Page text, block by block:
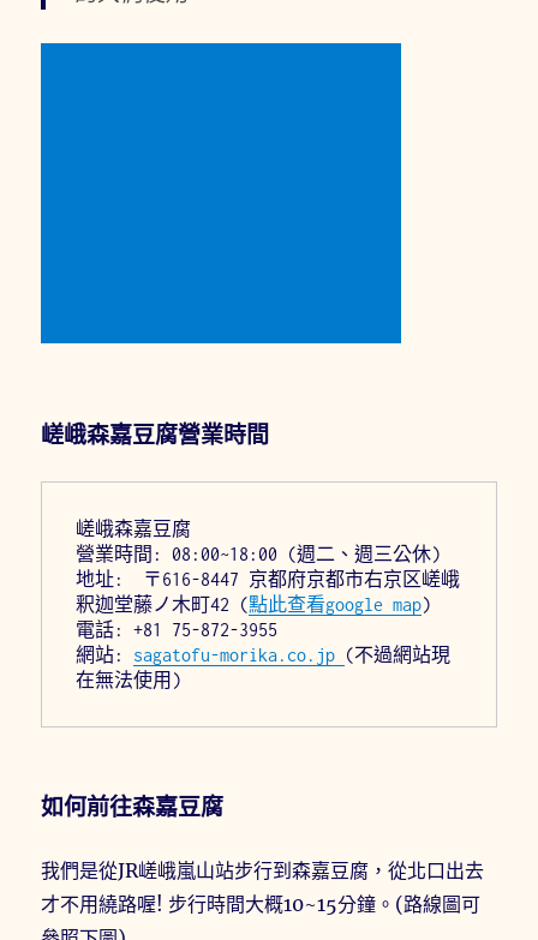
嵯峨森嘉豆腐營業時間
嵯峨森嘉豆腐
營業時間: 08:00~18:00 (週二、週三公休)
地址:  〒616-8447 京都府京都市右京区嵯峨
釈迦堂藤ノ木町42 (點此查看google map)
電話: +81 75-872-3955
網站: sagatofu-morika.co.jp (不過網站現
在無法使用)
如何前往森嘉豆腐
我們是從JR嵯峨嵐山站步行到森嘉豆腐，從北口出去
才不用繞路喔! 步行時間大概10~15分鐘。(路線圖可